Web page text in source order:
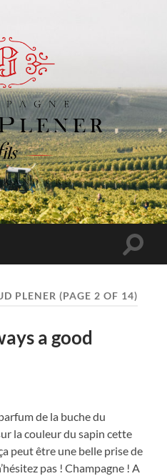
Champagne
Jean
Plener
Toggle
PLENER (PAGE 2 OF 14)
a good
de la buche du
la couleur du sapin cette
peut être une belle prise de
pas ! Champagne ! A